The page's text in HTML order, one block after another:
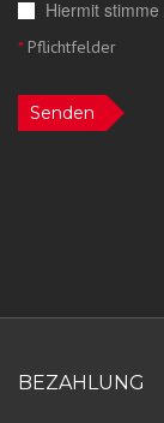
Hiermit
*Pflichtfelder
Senden
BEZAHLUNG